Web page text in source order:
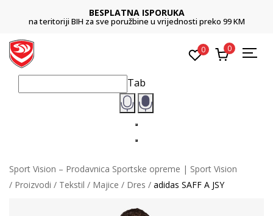
BESPLATNA ISPORUKA
na teritoriji BIH za sve poružbine u vrijednosti preko 99 KM
0 0
Tab
Sport Vision – Prodavnica Sportske opreme | Sport Vision
Proizvodi
Tekstil Majice Dres adidas SAFF A JSY